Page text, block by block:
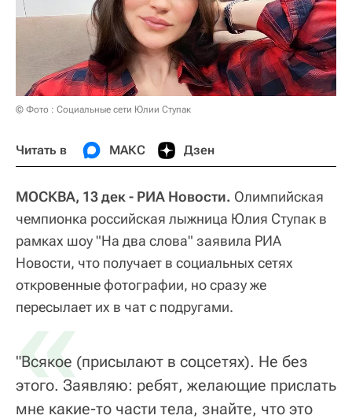
© Фото : Социальные сети Юлии Ступак
Читать в МАКС Дзен
МОСКВА, 13 дек - РИА Новости. Олимпийская
чемпионка российская лыжница Юлия Ступак в
рамках шоу "На два слова" заявила РИА
Новости, что получает в социальных сетях
откровенные фотографии, но сразу же
пересылает их в чат с подругами.
«
"Всякое (присылают в соцсетях). Не без
этого. Заявляю: ребят, желающие прислать
мне какие-то части тела, знайте, что это